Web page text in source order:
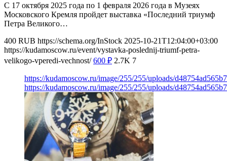
С 17 октября 2025 года по 1 февраля 2026 года в Музеях
Московского Кремля пройдет выставка «Последний триумф
Петра Великого…
400 RUB https://schema.org/InStock 2025-10-21T12:04:00+03:00
https://kudamoscow.ru/event/vystavka-poslednij-triumf-petra-
velikogo-vperedi-vechnost/ 600 ₽ 2.7K 7
https://kudamoscow.ru/image/255/255/uploads/
https://kudamoscow.ru/image/255/255/uploads/